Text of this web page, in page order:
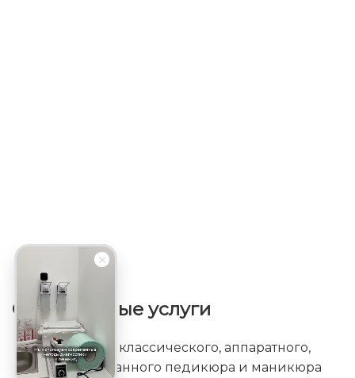
Оказываемые услуги
Выполнение классического, аппаратного,
комбинированного педикюра и маникюра